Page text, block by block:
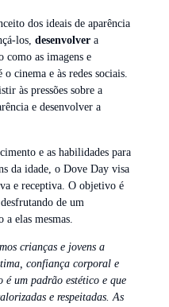
dos ideais de aparência
los, desenvolver a
como as imagens e
o cinema e às redes sociais.
às pressões sobre a
e desenvolver a
e as habilidades para
da idade, o Dove Day visa
e receptiva. O objetivo é
de um
elas mesmas.
crianças e jovens a
confiança corporal e
é um padrão estético e que
e respeitadas. As